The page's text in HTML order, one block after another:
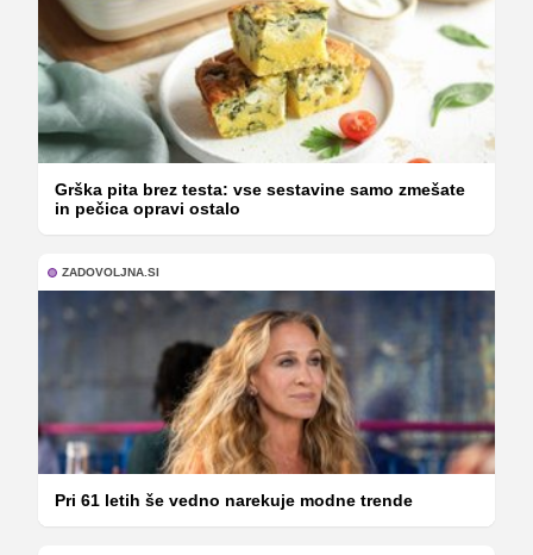
Grška pita brez testa: vse sestavine samo zmešate
in pečica opravi ostalo
ZADOVOLJNA.SI
Pri 61 letih še vedno narekuje modne trende